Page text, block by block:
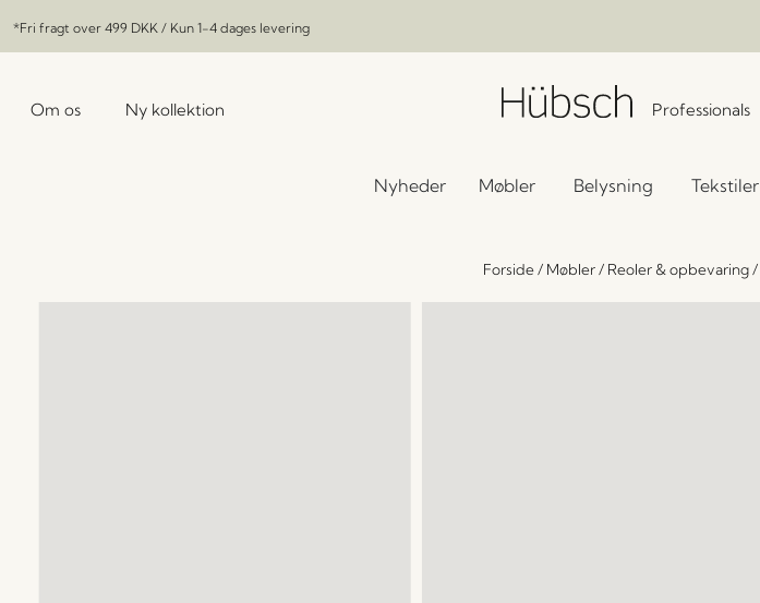
*Fri fragt over 499 DKK / Kun 1-4 dages levering
Om os Ny kollektion Professionals
Nyheder Møbler Belysning Tekstiler
Forside/ Møbler/ Reoler & opbevaring/